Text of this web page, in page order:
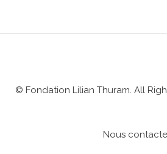
© Fondation Lilian Thuram. All
Nous